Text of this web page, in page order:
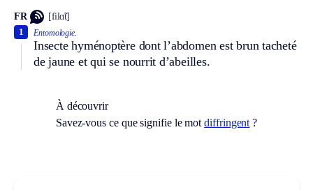
FR [filɑ̃t]
Entomologie.
Insecte hyménoptère dont l’abdomen est brun tacheté
de jaune et qui se nourrit d’abeilles.
1
À découvrir
Savez-vous ce que signifie le motdiffringent ?